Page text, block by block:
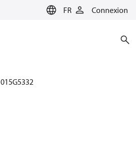
FR Connexion
015G5332